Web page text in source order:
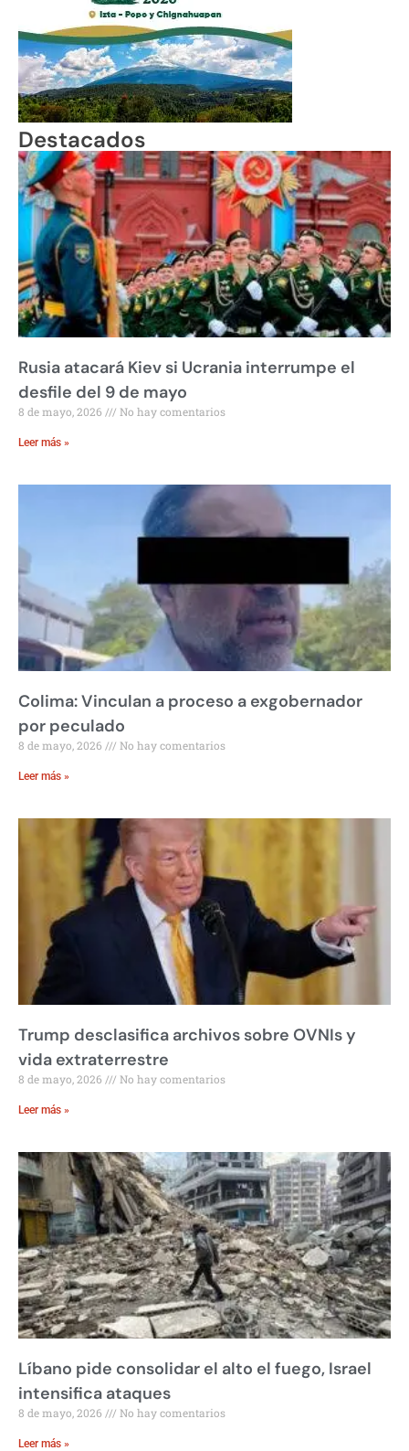
Destacados
Rusia atacará Kiev si Ucrania interrumpe el
desfile del 9 de mayo
8 de mayo, 2026 No hay comentarios
Leer más »
Colima: Vinculan a proceso a exgobernador
por peculado
8 de mayo, 2026 No hay comentarios
Leer más »
Trump desclasifica archivos sobre OVNIs y
vida extraterrestre
8 de mayo, 2026 No hay comentarios
Leer más »
Líbano pide consolidar el alto el fuego, Israel
intensifica ataques
8 de mayo, 2026 No hay comentarios
Leer más »